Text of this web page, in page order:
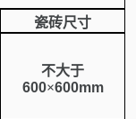
瓷砖尺寸
不大于
600×600mm